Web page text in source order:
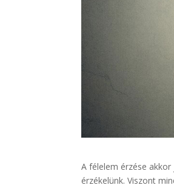
A félelem érzése
érzékelünk. Viszont